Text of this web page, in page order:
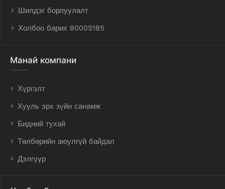
Шилдэг борлуулалт
Холбоо барих 80005185
Манай компани
Хүргэлт
Хууль эрх зүйн санамж
Бидний тухай
Төлбөрийн аюулгүй байдал
Дэлгүүр